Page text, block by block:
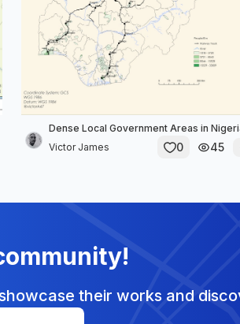
Dense Local Government Areas in
Victor James
0 45
their works and